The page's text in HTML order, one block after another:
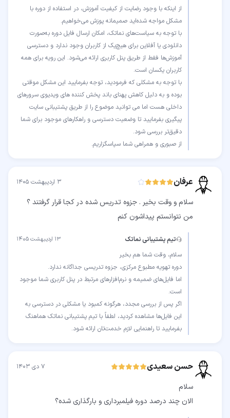
از اینکه با وجود رضایت از کیفیت آموزش، در استفاده از دوره با
با توجه به سیاست‌های نماتک، امکان ارسال فایل دوره به‌صورت
دانلودی یا آفلاین برای هیچ‌یک از کاربران وجود ندارد و دسترسی
آموزش‌ها فقط از طریق پنل کاربری ارائه می‌شود. این رویه برای همه
با توجه به مشکلی که فرمودید، توجه بفرمایید این مشکل موقتی
بوده و به دلیل کاهش پهنای باند پخش کننده های ویدیوی سرورهای
داخلی هست اما می توانید موضوع را از طریق پشتیبانی سایت
پیگیری بفرمایید تا وضعیت دسترسی و راهکارهای موجود برای شما
از صبوری و همراهی شما سپاسگزاریم.
عرفان ۳ اردیبهشت ۱۴۰۵
سلام و وقت بخیر . جزوه تدریس شده در کجا قرار گرفتند ؟
من نتوانستم پیداشون کنم
تیم پشتیبانی نماتک ۱۳ اردیبهشت ۱۴۰۵
اما فایل‌های ضمیمه و نرم‌افزارهای مرتبط در پنل کاربری شما موجود
اگر پس از بررسی مجدد، هرگونه کمبود یا مشکلی در دسترسی به
این فایل‌ها مشاهده کردید، لطفاً با تیم پشتیبانی نماتک هماهنگ
بفرمایید تا راهنمایی لازم خدمت‌تان ارائه شود.
حسن سعیدی ۷ دی ۱۴۰۳
الان چند درصد دوره فیلمبرداری و بارگذاری شده؟